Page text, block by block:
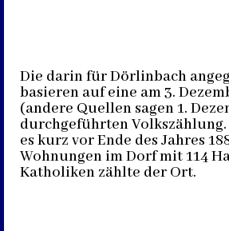
Die darin für Dörlinbach
basieren auf eine am 3.
(andere Quellen sagen 1.
durchgeführten Volkszählung.
es kurz vor Ende des Jahres
Wohnungen im Dorf mit 114
Katholiken zählte der Ort.